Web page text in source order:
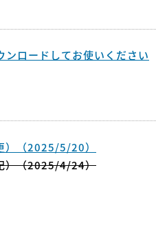
ロードしてお使いください
）（2025/5/20）
）（2025/4/24）